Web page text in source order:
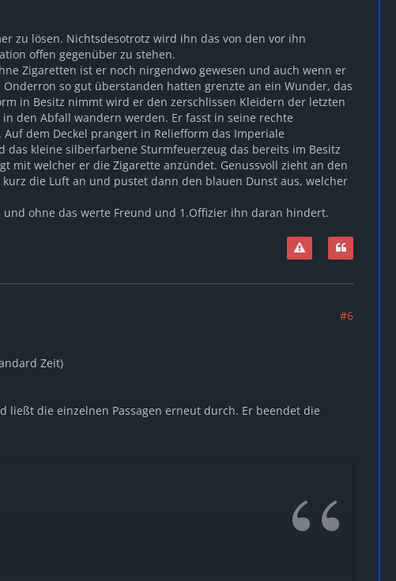
zu lösen. Nichtsdesotrotz wird ihn das von den vor ihn
offen gegenüber zu stehen.
Zigaretten ist er noch nirgendwo gewesen und auch wenn er
so gut überstanden hatten grenzte an ein Wunder, das
in Besitz nimmt wird er den zerschlissen Kleidern der letzten
den Abfall wandern werden. Er fasst in seine rechte
dem Deckel prangert in Reliefform das Imperiale
kleine silberfarbene Sturmfeuerzeug das bereits im Besitz
mit welcher er die Zigarette anzündet. Genussvoll zieht an den
die Luft an und pustet dann den blauen Dunst aus, welcher
ohne das werte Freund und 1.Offizier ihn daran hindert.
#6
Zeit)
ließt die einzelnen Passagen erneut durch. Er beendet die